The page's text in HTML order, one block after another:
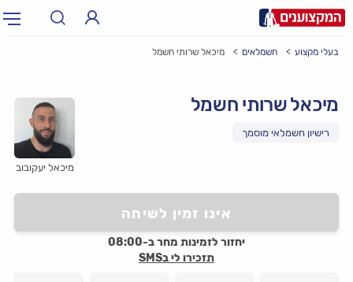
בעלי מקצוע חשמלאים מיכאל שרותי חשמל
מיכאל יעקובוב
מיכאל שרותי חשמל
רישיון חשמלאי מוסמך
אינו זמין לשיחה
יחזור לזמינות מחר ב-08:00
תזכירו לי בSMS